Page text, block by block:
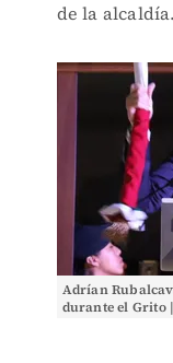
de la alcaldía.
Adrían
durante el Grito